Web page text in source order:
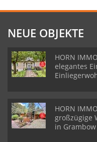
NEUE OBJEKTE
HORN
elegantes
HORN
großzügige
in